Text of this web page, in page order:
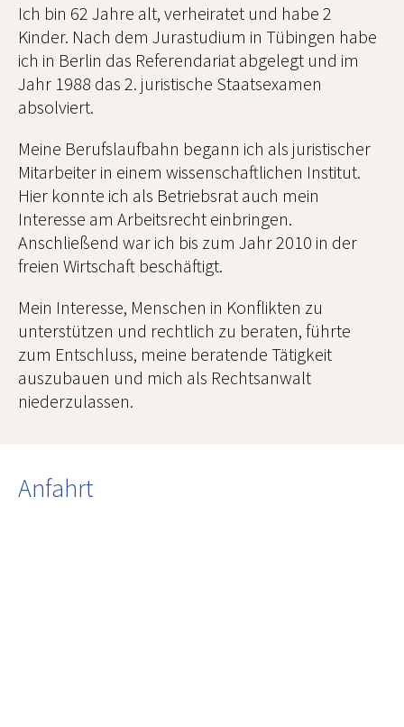
Ich bin 62 Jahre alt, verheiratet und habe 2
Kinder. Nach dem Jurastudium in Tübingen habe
ich in Berlin das Referendariat abgelegt und im
Jahr 1988 das 2. juristische Staatsexamen
absolviert.
Meine Berufslaufbahn begann ich als juristischer
Mitarbeiter in einem wissenschaftlichen Institut.
Hier konnte ich als Betriebsrat auch mein
Interesse am Arbeitsrecht einbringen.
Anschließend war ich bis zum Jahr 2010 in der
freien Wirtschaft beschäftigt.
Mein Interesse, Menschen in Konflikten zu
unterstützen und rechtlich zu beraten, führte
zum Entschluss, meine beratende Tätigkeit
auszubauen und mich als Rechtsanwalt
niederzulassen.
Anfahrt